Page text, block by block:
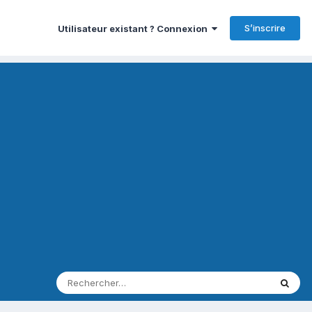
Utilisateur existant ? Connexion S’inscrire